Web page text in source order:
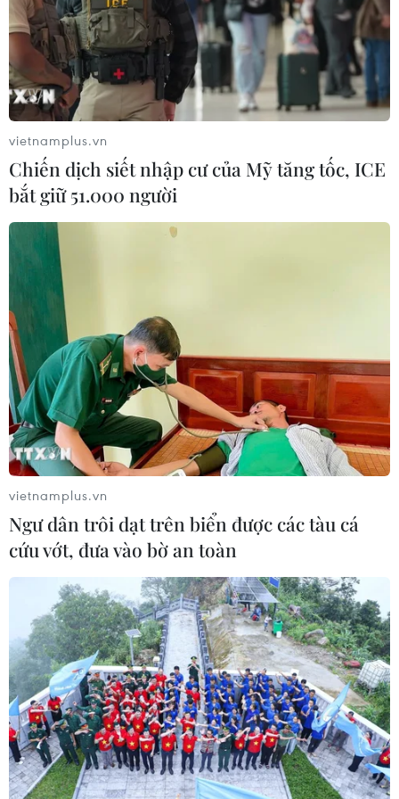
vietnamplus.vn
Chiến dịch siết nhập cư của Mỹ tăng tốc, ICE
bắt giữ 51.000 người
vietnamplus.vn
Ngư dân trôi dạt trên biển được các tàu cá
cứu vớt, đưa vào bờ an toàn